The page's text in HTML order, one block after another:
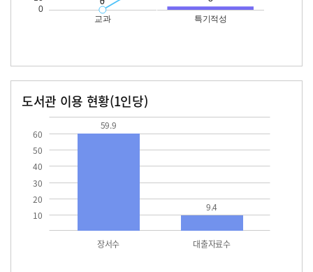
도서관 이용 현황(1인당)
10
20
30
40
50
60
장서수 대출자료수
59.9
9.4